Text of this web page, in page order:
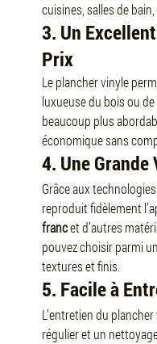
cuisines, salles de
3. Un
Prix
Le plancher vinyle
luxueuse du bois ou
beaucoup plus
économique sans
4. Une
Grâce aux
reproduit fidèlement
franc et d’autres
pouvez choisir parmi
textures et finis.
5. Facile à
L’entretien du
régulier et un